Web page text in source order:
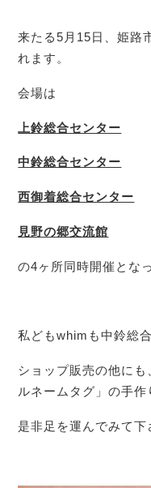
来たる5月15日、姫路
れます。
会場は
上鈴総合センター
中鈴総合センター
西御着総合センター
見野の郷交流館
の4ヶ所同時開催とな
私どもwhimも中鈴総
ショップ販売の他に
ルネームタグ」の手作
是非足を運んでみて下